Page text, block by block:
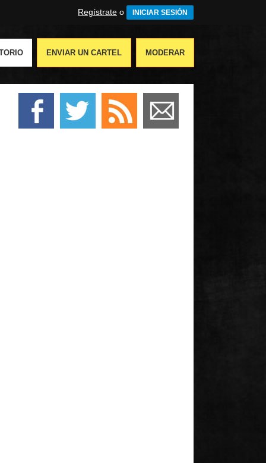
Regístrate o INICIAR SESIÓN
ENVIAR UN CARTEL MODERAR